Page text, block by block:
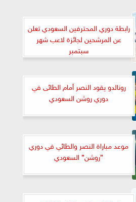
رابطة دوري المحترفين السعودي تعلن
عن المرشحين لجائزة لاعب شهر
سبتمبر
رونالدو يقود النصر أمام الطائى في
دوري روشن السعودي
موعد مباراة النصر والطائي في دوري
”روشن” السعودي